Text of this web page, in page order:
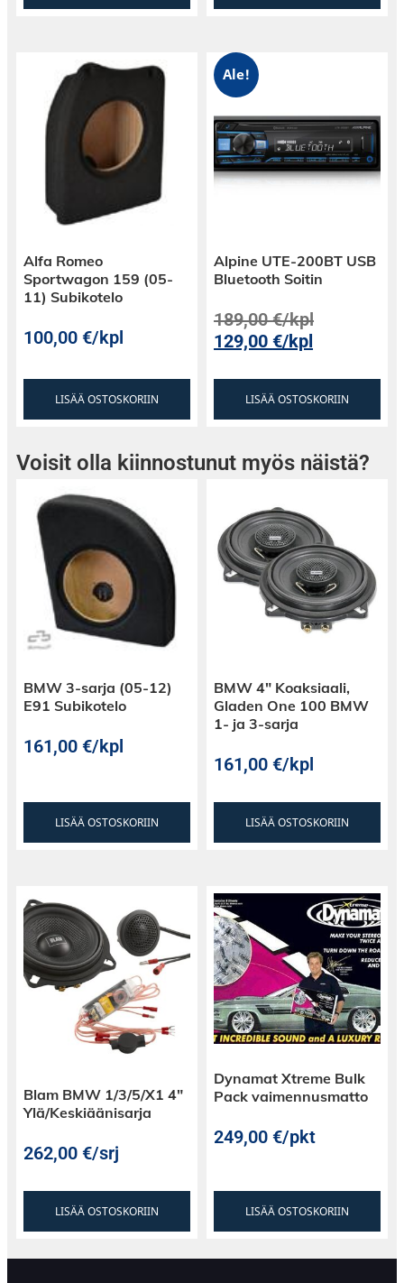
Alfa Romeo
Sportwagon 159 (05-
11) Subikotelo
100,00€/kpl
LISÄÄ OSTOSKORIIN
Ale!
Alpine UTE-200BT USB
Bluetooth Soitin
189,00€/kpl
129,00€/kpl
LISÄÄ OSTOSKORIIN
Voisit olla kiinnostunut myös näistä?
BMW 3-sarja (05-12)
E91 Subikotelo
161,00€/kpl
LISÄÄ OSTOSKORIIN
BMW 4″ Koaksiaali,
Gladen One 100 BMW
1- ja 3-sarja
161,00€/kpl
LISÄÄ OSTOSKORIIN
Blam BMW 1/3/5/X1 4″
Ylä/Keskiäänisarja
262,00€/srj
LISÄÄ OSTOSKORIIN
Dynamat Xtreme Bulk
Pack vaimennusmatto
249,00€/pkt
LISÄÄ OSTOSKORIIN